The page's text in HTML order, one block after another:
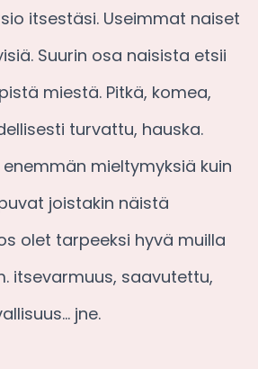
itsestäsi. Useimmat naiset
Suurin osa naisista etsii
miestä. Pitkä, komea,
turvattu, hauska.
mieltymyksiä kuin
joistakin näistä
olet tarpeeksi hyvä muilla
itsevarmuus, saavutettu,
jne.